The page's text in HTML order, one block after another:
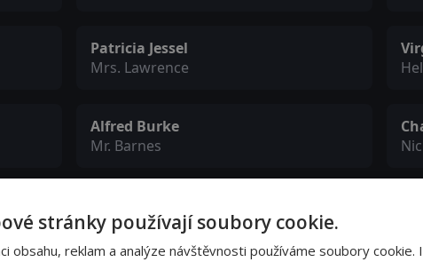
Patricia Jessel
Mrs. Lawrence
Alfred Burke
Mr. Barnes
Miss Acres
stránky používají soubory cookie.
obsahu, reklam a analýze návštěvnosti používáme soubory cookie.